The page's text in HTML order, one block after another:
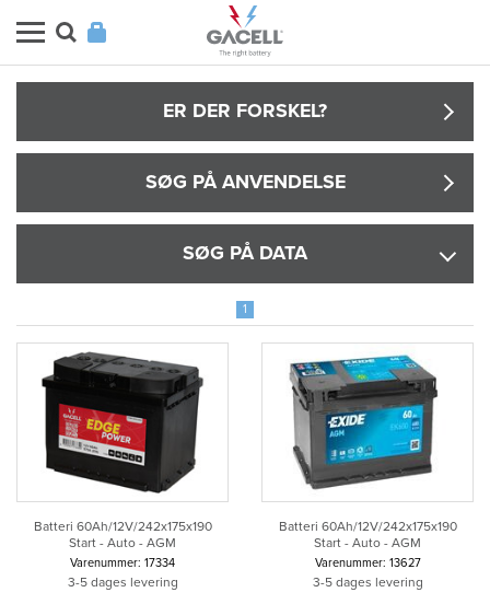
ER DER FORSKEL?
SØG PÅ ANVENDELSE
SØG PÅ DATA
1
Batteri 60Ah/12V/242x175x190
Start - Auto - AGM
Varenummer: 17334
3-5 dages levering
Batteri 60Ah/12V/242x175x190
Start - Auto - AGM
Varenummer: 13627
3-5 dages levering